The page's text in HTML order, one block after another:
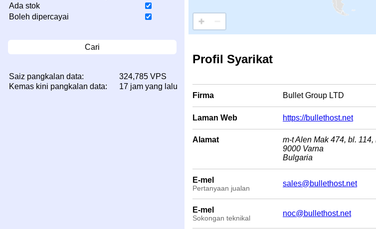
Ada stok
Boleh dipercayai
Cari
Saiz pangkalan data:
324,785 VPS
Kemas kini pangkalan data:
17 jam yang lalu
Profil Syarikat
Firma Bullet Group LTD
Laman Web https://bullethost.net
Alamat
m-t Alen Mak 474, bl. 114,
9000 Varna
Bulgaria
E-mel
Pertanyaan jualan
sales@bullethost.net
E-mel
Sokongan teknikal
noc@bullethost.net